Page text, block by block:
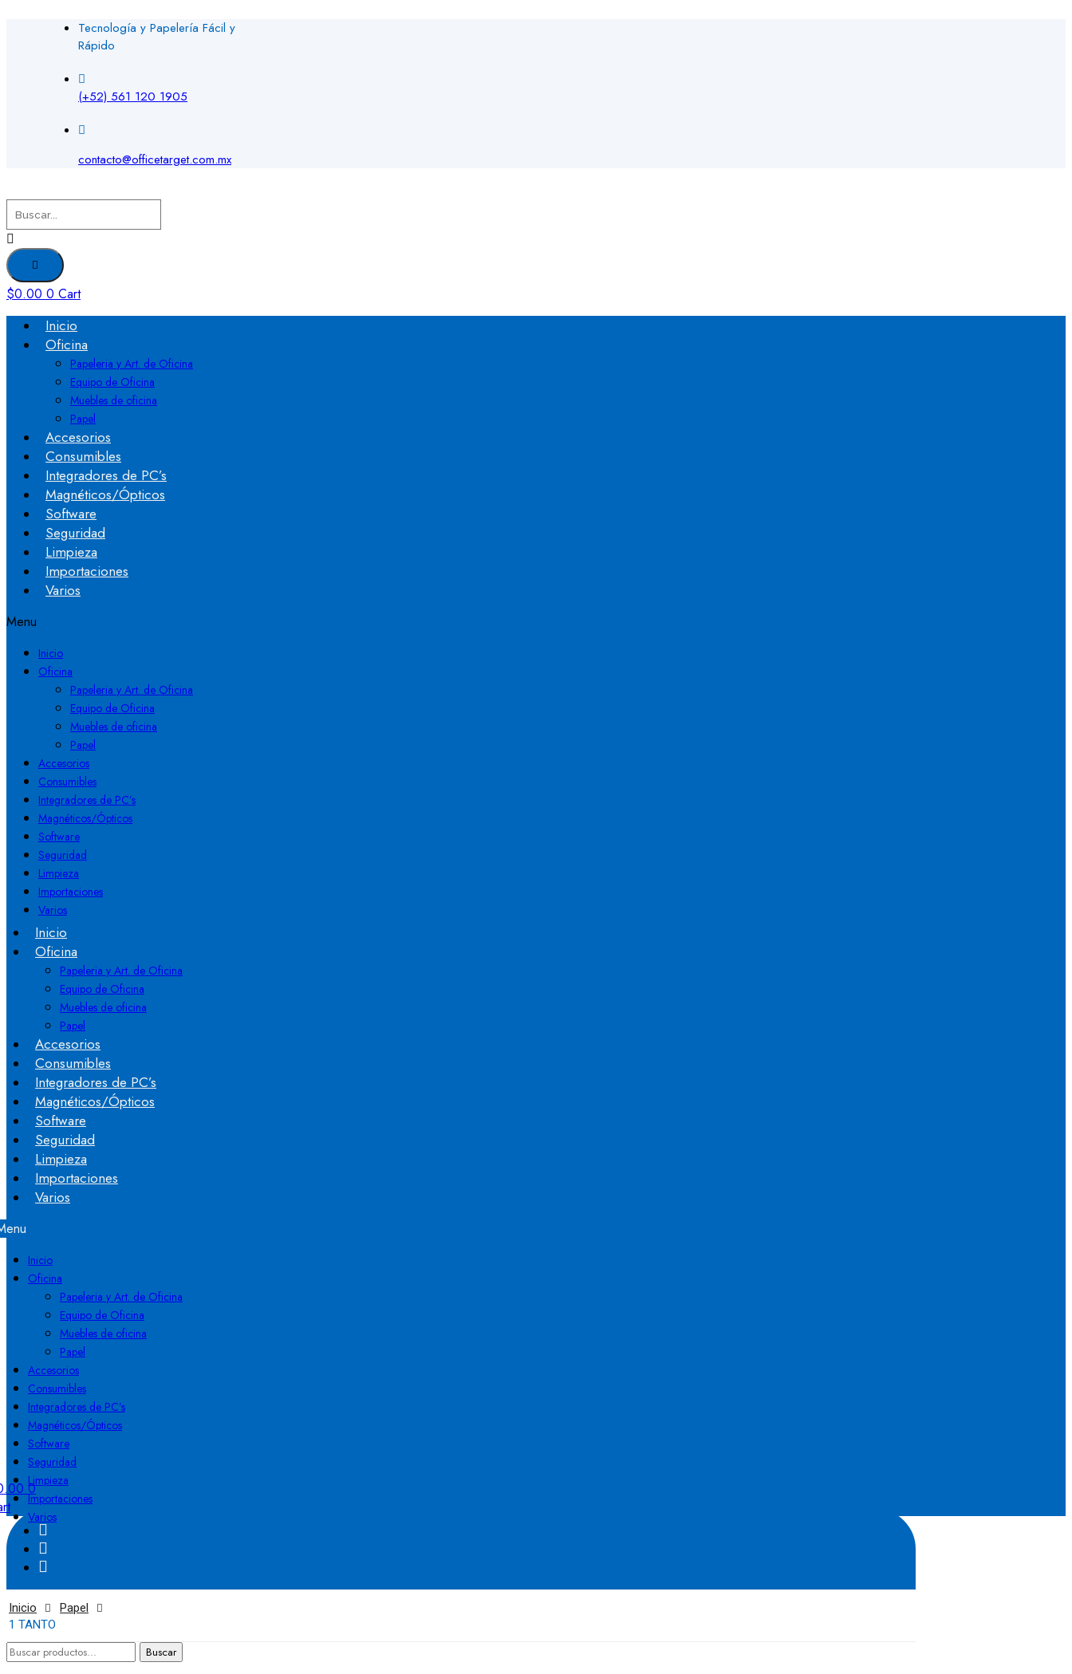
Tecnología y Papelería Fácil y
Rápido
(+52) 561 120 1905
contacto@officetarget.com.mx
$0.00 0 Cart
Inicio
Oficina
Papeleria y Art. de Oficina
Equipo de Oficina
Muebles de oficina
Papel
Accesorios
Consumibles
Integradores de PC’s
Magnéticos/Ópticos
Software
Seguridad
Limpieza
Importaciones
Varios
Menu
Inicio
Oficina
Papeleria y Art. de Oficina
Equipo de Oficina
Muebles de oficina
Papel
Accesorios
Consumibles
Integradores de PC’s
Magnéticos/Ópticos
Software
Seguridad
Limpieza
Importaciones
Varios
Inicio
Oficina
Papeleria y Art. de Oficina
Equipo de Oficina
Muebles de oficina
Papel
Accesorios
Consumibles
Integradores de PC’s
Magnéticos/Ópticos
Software
Seguridad
Limpieza
Importaciones
Varios
Inicio
Oficina
Papeleria y Art. de Oficina
Equipo de Oficina
Muebles de oficina
Papel
Accesorios
Consumibles
Integradores de PC’s
Magnéticos/Ópticos
Software
Seguridad
Limpieza
Importaciones
Varios
0
Inicio
Papel
1 TANTO
Buscar
Buscar